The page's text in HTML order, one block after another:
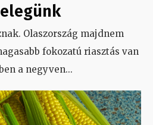
Olaszország majdnem
fokozatú riasztás van
a negyven...